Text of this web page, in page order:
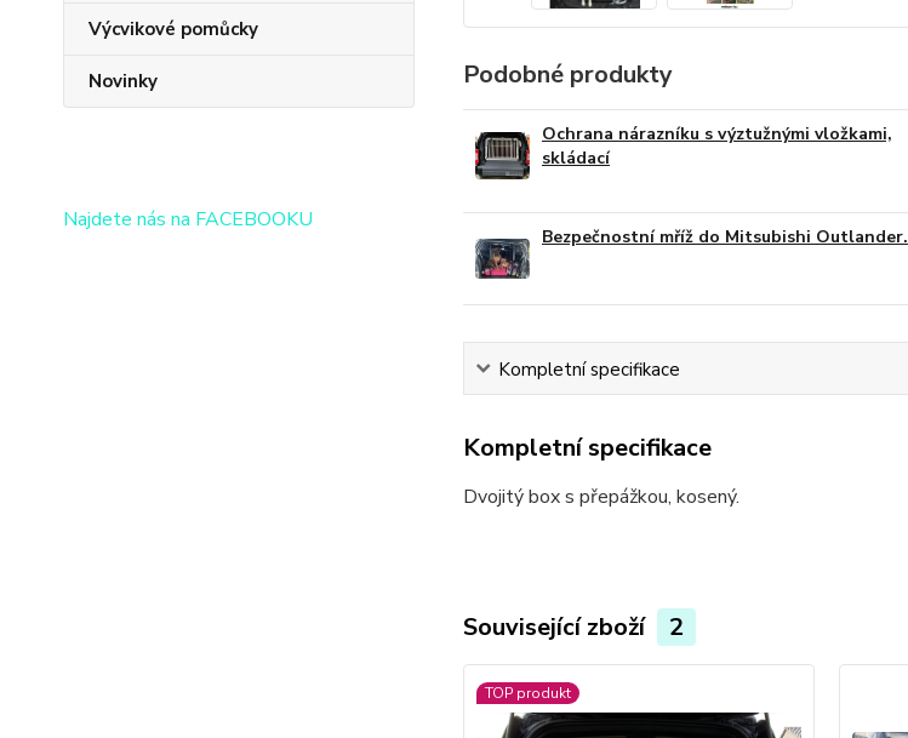
Výcvikové pomůcky
Novinky
Najdete nás na FACEBOOKU
Podobné produkty
Ochrana nárazníku s výztužnými vložkami,
skládací
Bezpečnostní mříž do Mitsubishi Outlander.
Kompletní specifikace
Kompletní specifikace
Dvojitý box s přepážkou, kosený.
Související zboží 2
TOP produkt